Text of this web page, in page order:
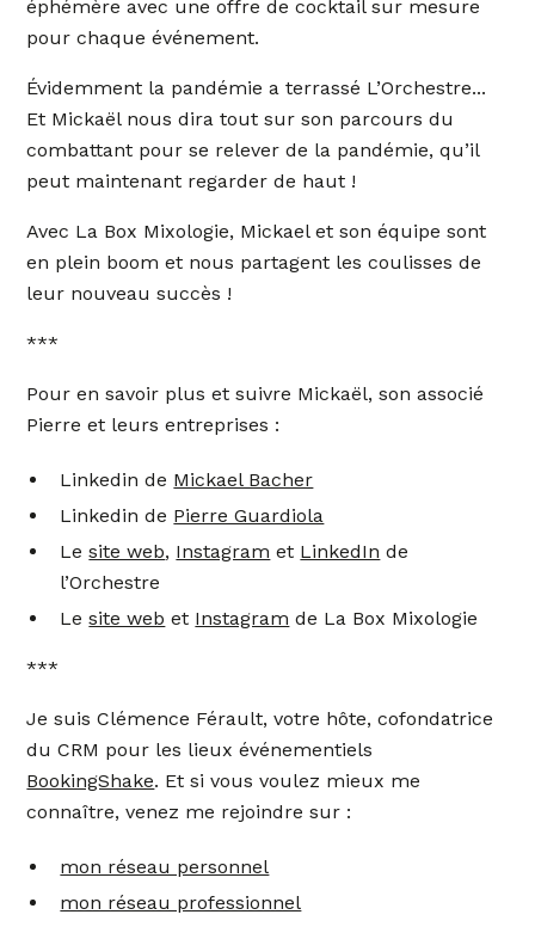
éphémère avec une offre de cocktail sur mesure
pour chaque événement.
Évidemment la pandémie a terrassé L’Orchestre...
Et Mickaël nous dira tout sur son parcours du
combattant pour se relever de la pandémie, qu’il
peut maintenant regarder de haut !
Avec La Box Mixologie, Mickael et son équipe sont
en plein boom et nous partagent les coulisses de
leur nouveau succès !
***
Pour en savoir plus et suivre Mickaël, son associé
Pierre et leurs entreprises :
Linkedin de Mickael Bacher
Linkedin de Pierre Guardiola
Lesite web, Instagram et LinkedIn de
l’Orchestre
Lesite web et Instagram de La Box Mixologie
***
Je suis Clémence Férault, votre hôte, cofondatrice
du CRM pour les lieux événementiels
BookingShake. Et si vous voulez mieux me
connaître, venez me rejoindre sur :
mon réseau personnel
mon réseau professionnel